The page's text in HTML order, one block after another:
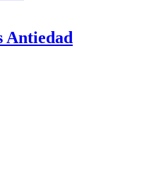
Antiedad